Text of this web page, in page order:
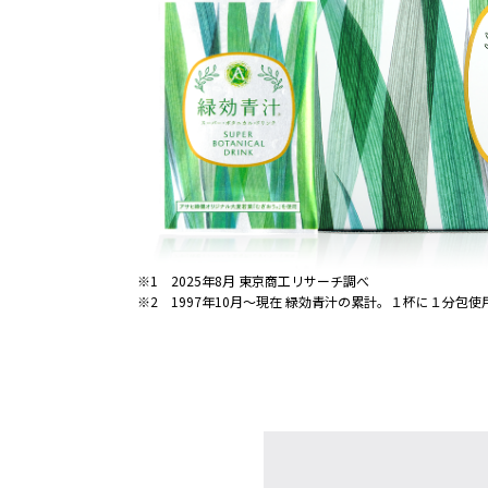
※1 2025年8月 東京商工リサーチ調べ
※2 1997年10月〜現在 緑効青汁の累計。１杯に１分包使